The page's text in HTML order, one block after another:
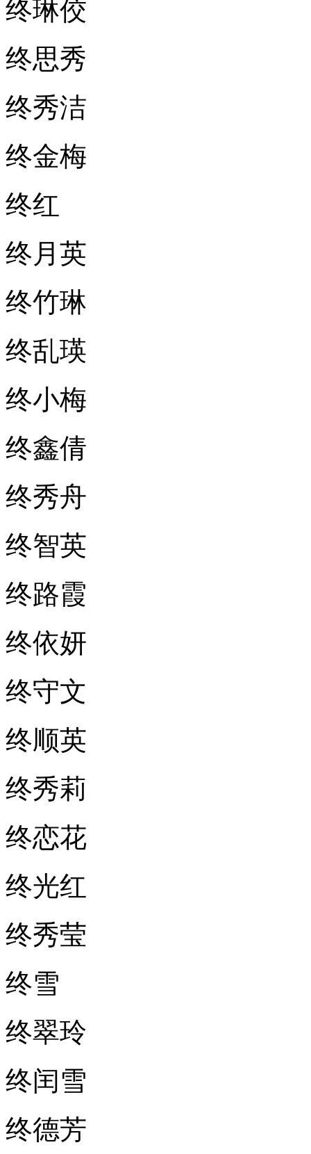
终琳佼
终思秀
终秀洁
终金梅
终红
终月英
终竹琳
终乱瑛
终小梅
终鑫倩
终秀舟
终智英
终路霞
终依妍
终守文
终顺英
终秀莉
终恋花
终光红
终秀莹
终雪
终翠玲
终闰雪
终德芳